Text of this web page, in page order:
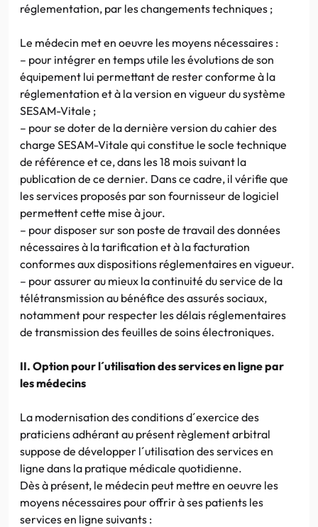
réglementation, par les changements techniques ;
Le médecin met en oeuvre les moyens nécessaires :
– pour intégrer en temps utile les évolutions de son
équipement lui permettant de rester conforme à la
réglementation et à la version en vigueur du système
SESAM-Vitale ;
– pour se doter de la dernière version du cahier des
charge SESAM-Vitale qui constitue le socle technique
de référence et ce, dans les 18 mois suivant la
publication de ce dernier. Dans ce cadre, il vérifie que
les services proposés par son fournisseur de logiciel
permettent cette mise à jour.
– pour disposer sur son poste de travail des données
nécessaires à la tarification et à la facturation
conformes aux dispositions réglementaires en vigueur.
– pour assurer au mieux la continuité du service de la
télétransmission au bénéfice des assurés sociaux,
notamment pour respecter les délais réglementaires
de transmission des feuilles de soins électroniques.
II. Option pour l´utilisation des services en ligne par
les médecins
La modernisation des conditions d´exercice des
praticiens adhérant au présent règlement arbitral
suppose de développer l´utilisation des services en
ligne dans la pratique médicale quotidienne.
Dès à présent, le médecin peut mettre en oeuvre les
moyens nécessaires pour offrir à ses patients les
services en ligne suivants :